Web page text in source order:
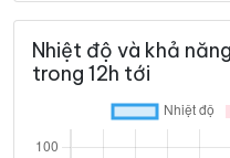
Nhiệt độ và khả
trong 12h tới